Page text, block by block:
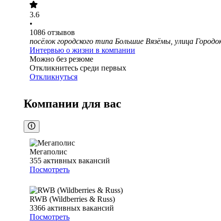
3.6
•
1086 отзывов
посёлок городского типа Большие Вязёмы, улица
Интервью о жизни в компании
Можно без резюме
Откликнитесь среди первых
Откликнуться
Компании для вас
Мегаполис
355 активных вакансий
Посмотреть
RWB (Wildberries & Russ)
3366 активных вакансий
Посмотреть